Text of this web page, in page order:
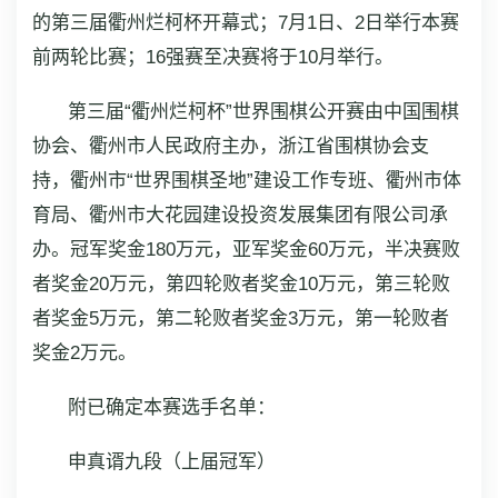
的第三届衢州烂柯杯开幕式；7月1日、2日举行本赛
前两轮比赛；16强赛至决赛将于10月举行。
第三届“衢州烂柯杯”世界围棋公开赛由中国围棋
协会、衢州市人民政府主办，浙江省围棋协会支
持，衢州市“世界围棋圣地”建设工作专班、衢州市体
育局、衢州市大花园建设投资发展集团有限公司承
办。冠军奖金180万元，亚军奖金60万元，半决赛败
者奖金20万元，第四轮败者奖金10万元，第三轮败
者奖金5万元，第二轮败者奖金3万元，第一轮败者
奖金2万元。
附已确定本赛选手名单：
申真谞九段（上届冠军）